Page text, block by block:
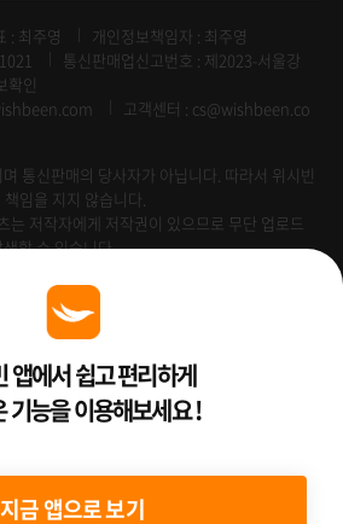
: 최주영
개인정보책임자 : 최주영
통신판매업신고번호 : 제2023-서울강
확인
고객센터 : cs@wishbeen.co
통신판매의 당사자가 아닙니다. 따라서 위시빈
임을 지지 않습니다.
는 저작자에게 저작권이 있으므로 무단 업로드
할 수 있습니다.
앱에서 쉽고 편리하게
기능을 이용해보세요 !
지금 앱으로 보기